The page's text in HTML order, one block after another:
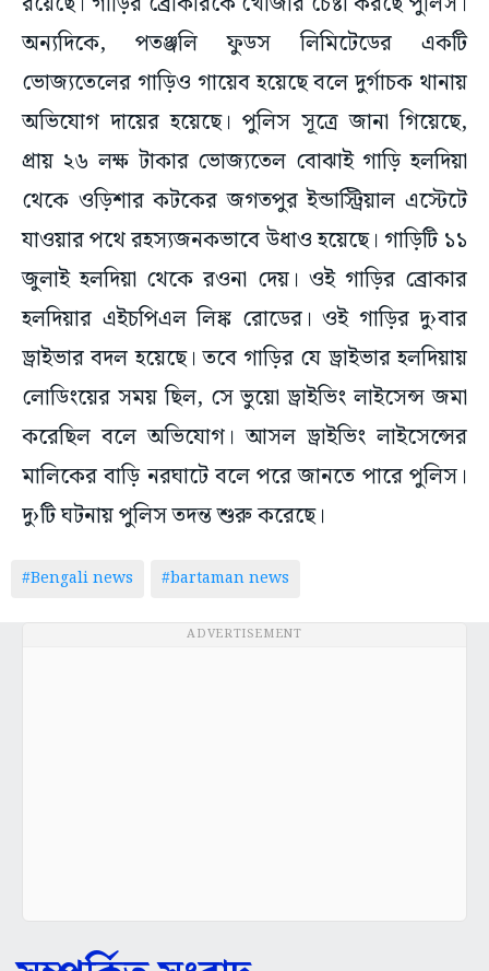
ভোজ্যতেলের গাড়িও গায়েব হয়েছে বলে দুর্গাচক থানায়
অভিযোগ দায়ের হয়েছে। পুলিস সূত্রে জানা গিয়েছে,
প্রায় ২৬ লক্ষ টাকার ভোজ্যতেল বোঝাই গাড়ি হলদিয়া
থেকে ওড়িশার কটকের জগতপুর ইন্ডাস্ট্রিয়াল এস্টেটে
যাওয়ার পথে রহস্যজনকভাবে উধাও হয়েছে। গাড়িটি ১১
জুলাই হলদিয়া থেকে রওনা দেয়। ওই গাড়ির ব্রোকার
হলদিয়ার এইচপিএল লিঙ্ক রোডের। ওই গাড়ির দু›বার
ড্রাইভার বদল হয়েছে। তবে গাড়ির যে ড্রাইভার হলদিয়ায়
লোডিংয়ের সময় ছিল, সে ভুয়ো ড্রাইভিং লাইসেন্স জমা
করেছিল বলে অভিযোগ। আসল ড্রাইভিং লাইসেন্সের
মালিকের বাড়ি নরঘাটে বলে পরে জানতে পারে পুলিস।
দু›টি ঘটনায় পুলিস তদন্ত শুরু করেছে।
#Bengali news